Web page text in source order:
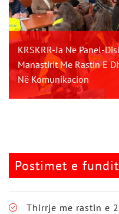
KRSKRR-Ja Në Panel-
Manastirit Me Rastin E
Në Komunikacion
Postimet e fundit
Thirrje me rastin e